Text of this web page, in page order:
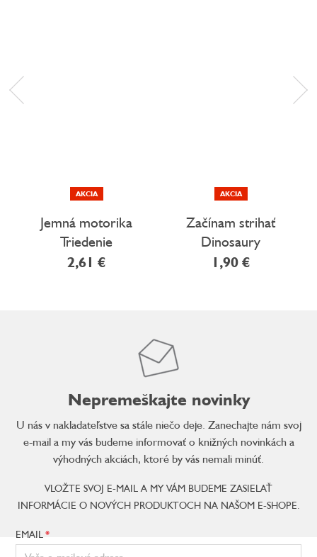
AKCIA
Jemná motorika
Triedenie
2,61 €
AKCIA
Začínam strihať
Dinosaury
1,90 €
Nepremeškajte novinky
U nás v nakladateľstve sa stále niečo deje. Zanechajte nám svoj
e-mail a my vás budeme informovať o knižných novinkách a
výhodných akciách, ktoré by vás nemali minúť.
VLOŽTE SVOJ E-MAIL A MY VÁM BUDEME ZASIELAŤ
INFORMÁCIE O NOVÝCH PRODUKTOCH NA NAŠOM E-SHOPE.
EMAIL